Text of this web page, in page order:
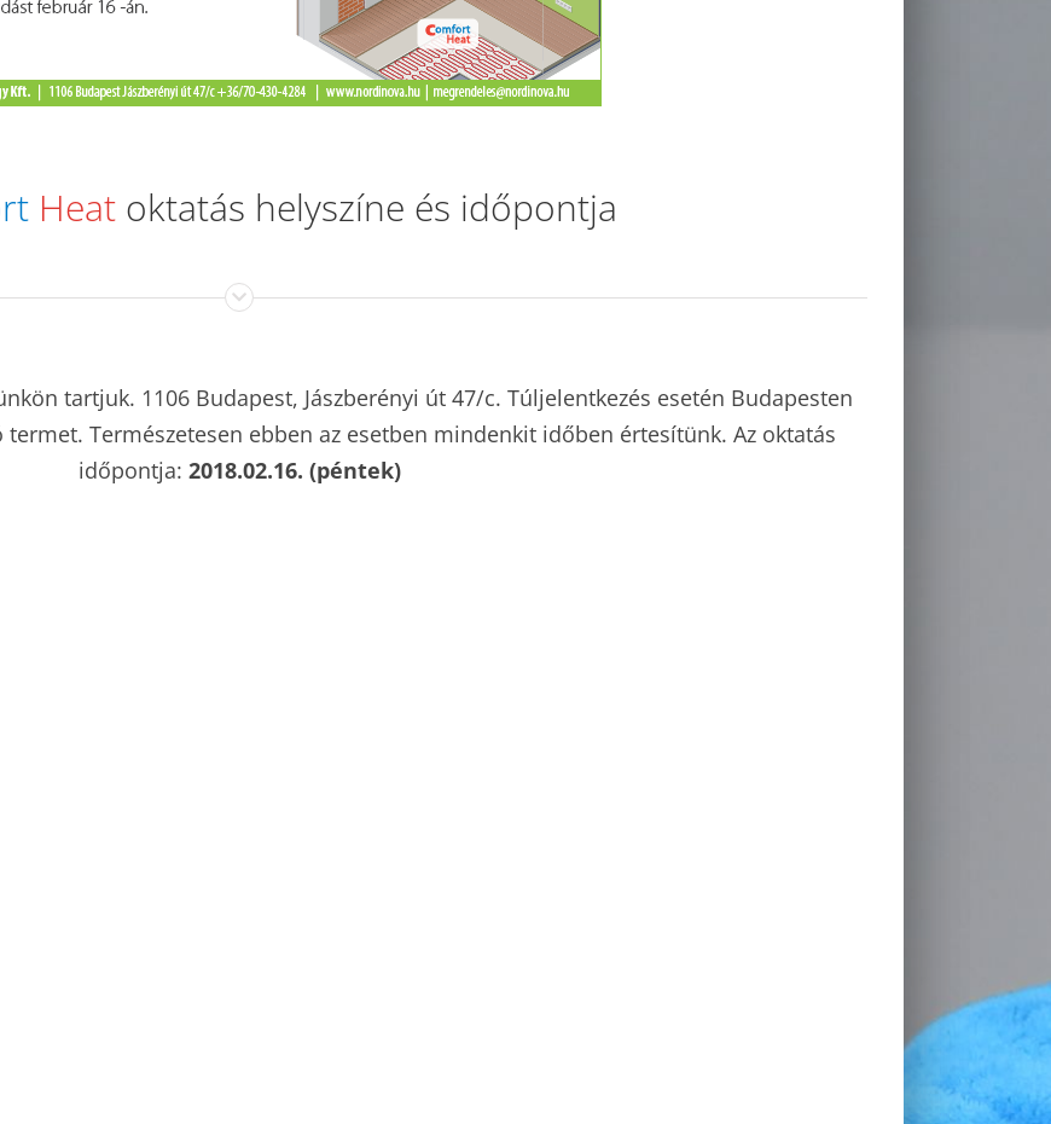
Heat oktatás helyszíne és időpontja
tartjuk. 1106 Budapest, Jászberényi út 47/c. Túljelentkezés esetén Budapesten
Természetesen ebben az esetben mindenkit időben értesítünk. Az oktatás
időpontja: 2018.02.16. (péntek)